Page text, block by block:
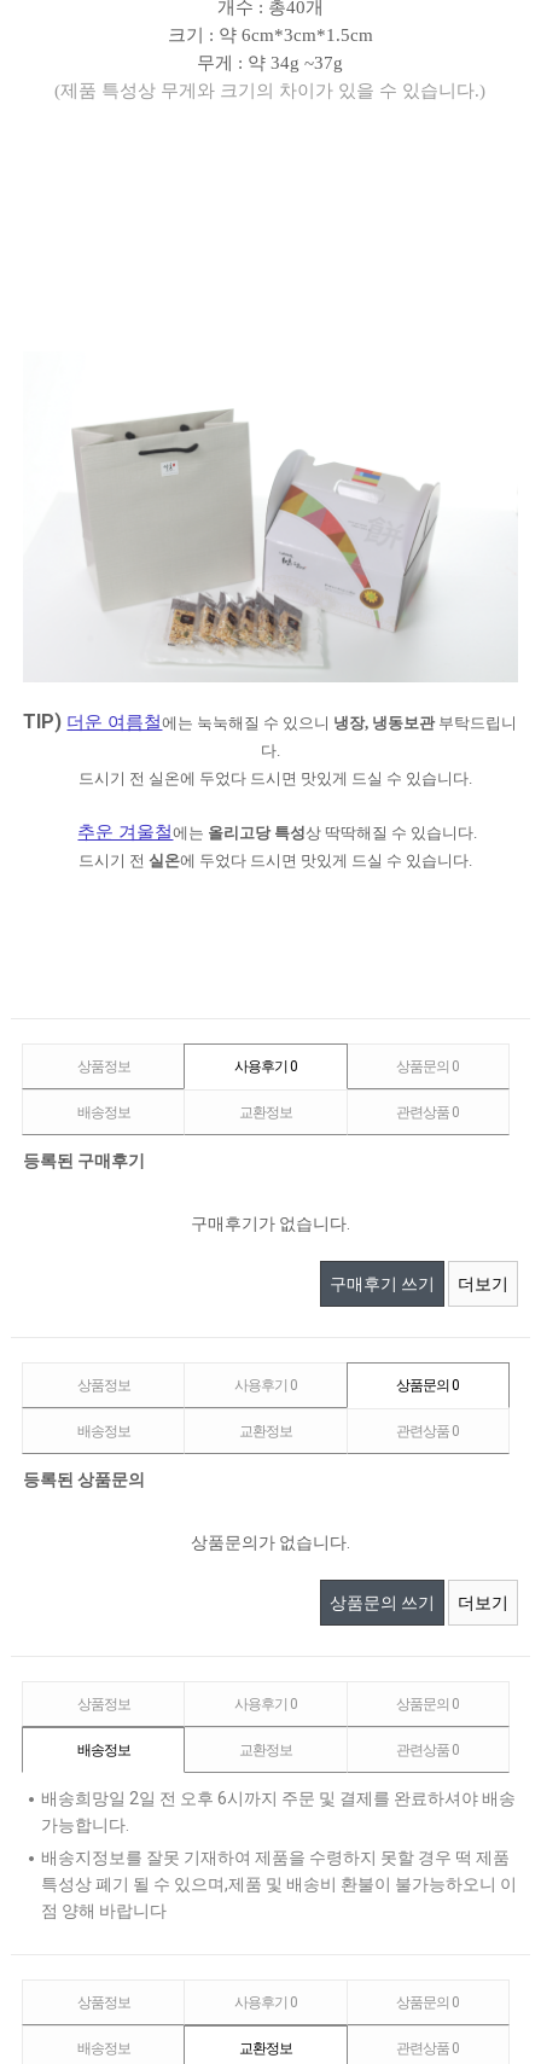
개수 : 총40개
크기 : 약 6cm*3cm*1.5cm
무게 : 약 34g ~37g
(제품 특성상 무게와 크기의 차이가 있을 수 있습니다.)
TIP) 더운 여름철에는 눅눅해질 수 있으니 냉장, 냉동보관부탁드립니
다.
드시기 전 실온에 두었다 드시면 맛있게 드실 수 있습니다.
추운 겨울철에는 올리고당 특성상 딱딱해질 수 있습니다.
드시기 전실온에 두었다 드시면 맛있게 드실 수 있습니다.
상품정보 사용후기0 상품문의 0
배송정보 교환정보 관련상품 0
등록된 구매후기
구매후기가 없습니다.
구매후기 쓰기 더보기
상품정보 사용후기 0 상품문의0
배송정보 교환정보 관련상품 0
등록된 상품문의
상품문의가 없습니다.
상품문의 쓰기 더보기
상품정보 사용후기 0 상품문의 0
배송정보 교환정보 관련상품 0
배송희망일 2일 전 오후 6시까지 주문 및 결제를 완료하셔야 배송
가능합니다.
배송지정보를 잘못 기재하여 제품을 수령하지 못할 경우 떡 제품
특성상 폐기 될 수 있으며,제품 및 배송비 환불이 불가능하오니 이
점 양해 바랍니다
상품정보 사용후기 0 상품문의 0
배송정보 교환정보 관련상품 0